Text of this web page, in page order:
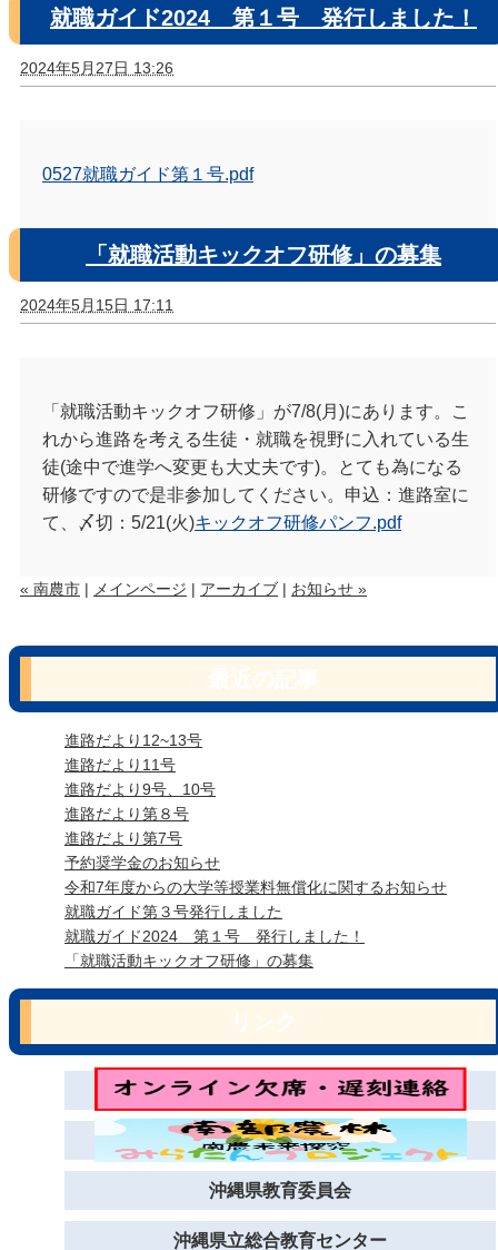
就職ガイド2024 第１号 発行しました！
2024年5月27日 13:26
0527就職ガイド第１号.pdf
「就職活動キックオフ研修」の募集
2024年5月15日 17:11
「就職活動キックオフ研修」が7/8(月)にあります。こ
れから進路を考える生徒・就職を視野に入れている生
徒(途中で進学へ変更も大丈夫です)。とても為になる
研修ですので是非参加してください。申込：進路室に
て、〆切：5/21(火)キックオフ研修パンフ.pdf
« 南農市 | メインページ | アーカイブ | お知らせ »
進路だより12~13号
進路だより11号
進路だより9号、10号
進路だより第８号
進路だより第7号
予約奨学金のお知らせ
令和7年度からの大学等授業料無償化に関するお知らせ
就職ガイド第３号発行しました
就職ガイド2024 第１号 発行しました！
「就職活動キックオフ研修」の募集
沖縄県教育委員会
沖縄県立総合教育センター